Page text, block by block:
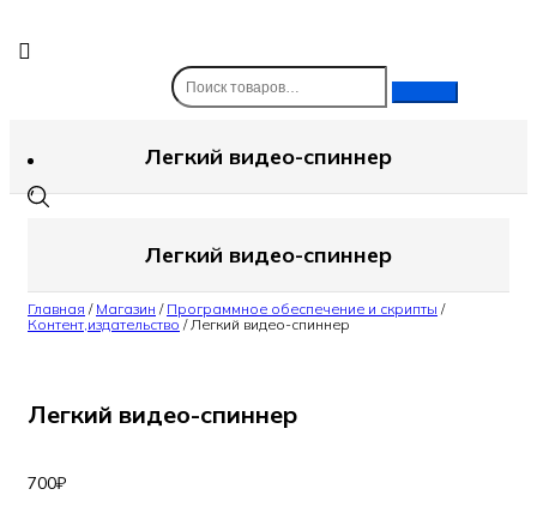
Легкий видео-спиннер
Легкий видео-спиннер
Главная / Магазин / Программное обеспечение и скрипты /
Контент,издательство /Легкий видео-спиннер
Легкий видео-спиннер
700₽